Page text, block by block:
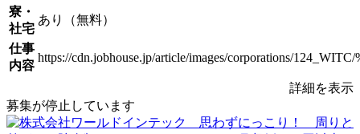
寮・
社宅
あり（無料）
仕事
内容
https://cdn.jobhouse.jp/article/images/corporations/
詳細を表示
募集が停止しています